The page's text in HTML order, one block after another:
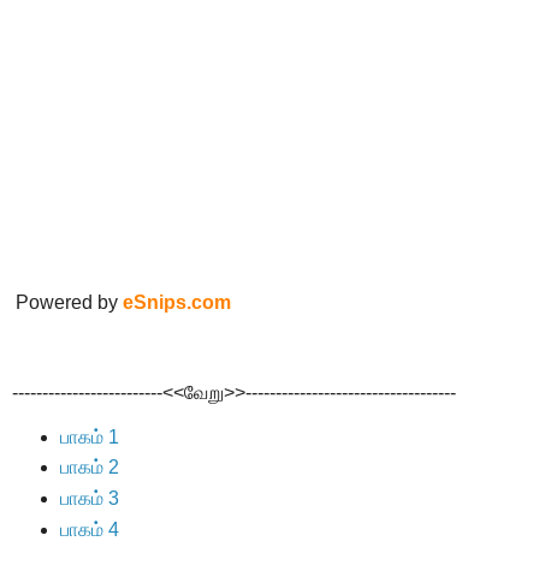
Powered by eSnips.com
-------------------------<<வேறு>>-----------------------------------
பாகம் 1
பாகம் 2
பாகம் 3
பாகம் 4